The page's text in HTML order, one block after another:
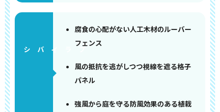
腐食の心配がない人工木材のルーバー
フェンス
風の抵抗を逃がしつつ視線を遮る格子
パネル
強風から庭を守る防風効果のある植栽